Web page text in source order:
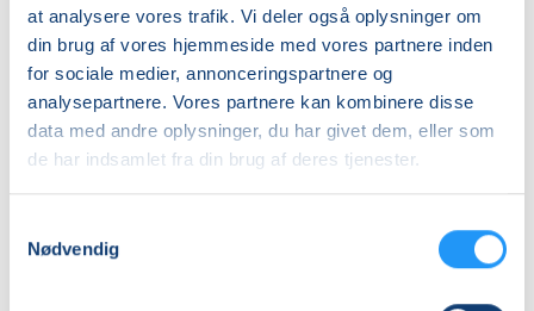
at analysere vores trafik. Vi deler også oplysninger om
din brug af vores hjemmeside med vores partnere inden
for sociale medier, annonceringspartnere og
analysepartnere. Vores partnere kan kombinere disse
data med andre oplysninger, du har givet dem, eller som
de har indsamlet fra din brug af deres tjenester.
Nødvendig
Studerende-FRB
DKK 239,00
Unge (18-25 år)-KBH
DKK 237,00
Info
Nummer